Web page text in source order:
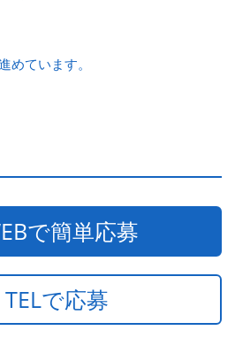
めています。
で簡単応募
で応募